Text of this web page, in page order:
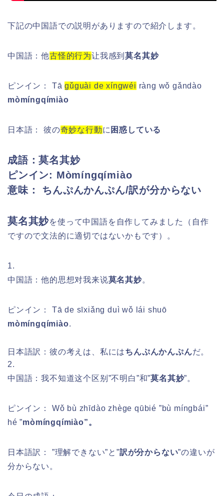
下記の中国語での説明がありますので紹介します。
中国語：他古怪的行为让我感到莫名其妙
ピンイン： Tāgǔguài de xíngwéi ràng wǒ gǎndào
mòmíngqímiào
日本語： 彼の奇妙な行動に 困惑している
成語：莫名其妙
ピンイン: Mòmíngqímiào
意味： ちんぷんかんぷん/訳が分からない
莫名其妙を使って中国語を自作してみました（自作
ですので文法的に適切ではないかもです）。
1.
中国語：他的思想对我来说莫名其妙。
ピンイン： Tā de sīxiǎng duì wǒ lái shuō
mòmíngqímiào.
日本語訳：彼の考えは、私にはちんぷんかんぷんだ。
2.
中国語：我不知道这个区别”不明白”和”莫名其妙”。
ピンイン： Wǒ bù zhīdào zhège qūbié ”bù míngbái”
hé ”mòmíngqímiào”。
日本語訳： ”理解できない”と”訳が分からない”の違いが
分からない。